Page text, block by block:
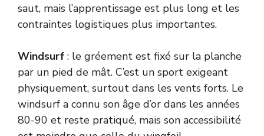
saut, mais l’apprentissage est plus long et les
contraintes logistiques plus importantes.
Windsurf : le gréement est fixé sur la planche
par un pied de mât. C’est un sport exigeant
physiquement, surtout dans les vents forts. Le
windsurf a connu son âge d’or dans les années
80-90 et reste pratiqué, mais son accessibilité